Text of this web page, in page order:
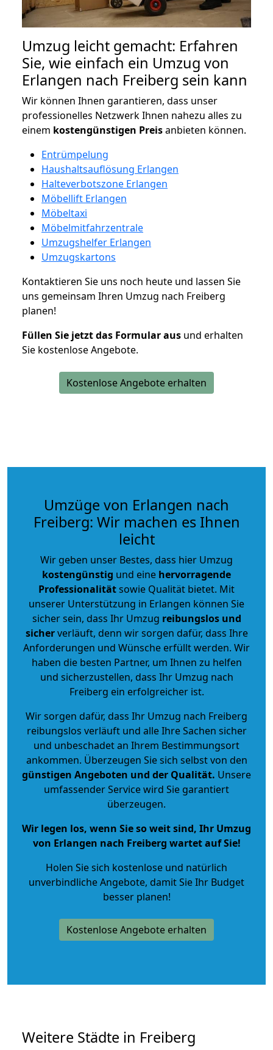
Umzug leicht gemacht: Erfahren
Sie, wie einfach ein Umzug von
Erlangen nach Freiberg sein kann
Wir können Ihnen garantieren, dass unser
professionelles Netzwerk Ihnen nahezu alles zu
einem kostengünstigen Preisanbieten können.
Entrümpelung
Haushaltsauflösung Erlangen
Halteverbotszone Erlangen
Möbellift Erlangen
Möbeltaxi
Möbelmitfahrzentrale
Umzugshelfer Erlangen
Umzugskartons
Kontaktieren Sie uns noch heute und lassen Sie
uns gemeinsam Ihren Umzug nach Freiberg
planen!
Füllen Sie jetzt das Formular aus und erhalten
Sie kostenlose Angebote.
Kostenlose Angebote erhalten
Umzüge von Erlangen nach
Freiberg: Wir machen es Ihnen
leicht
Wir geben unser Bestes, dass hier Umzug
kostengünstig und eine hervorragende
Professionalitätsowie Qualität bietet. Mit
unserer Unterstützung in Erlangen können Sie
sicher sein, dass Ihr Umzug reibungslos und
sicherverläuft, denn wir sorgen dafür, dass Ihre
Anforderungen und Wünsche erfüllt werden. Wir
haben die besten Partner, um Ihnen zu helfen
und sicherzustellen, dass Ihr Umzug nach
Freiberg ein erfolgreicher ist.
Wir sorgen dafür, dass Ihr Umzug nach Freiberg
reibungslos verläuft und alle Ihre Sachen sicher
und unbeschadet an Ihrem Bestimmungsort
ankommen. Überzeugen Sie sich selbst von den
günstigen Angeboten und der Qualität. Unsere
umfassender Service wird Sie garantiert
überzeugen.
Wir legen los, wenn Sie so weit sind, Ihr Umzug
von Erlangen nach Freiberg wartet auf Sie!
Holen Sie sich kostenlose und natürlich
unverbindliche Angebote, damit Sie Ihr Budget
besser planen!
Kostenlose Angebote erhalten
Weitere Städte in Freiberg